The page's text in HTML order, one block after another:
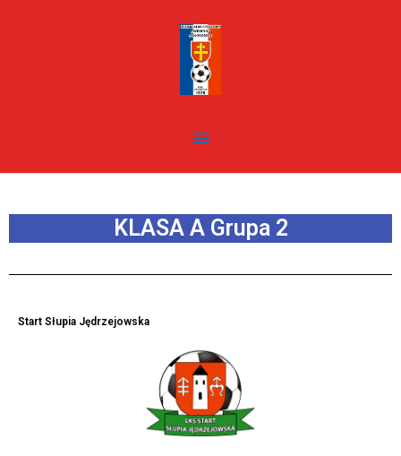
Main
Menu
KLASA A Grupa 2
Start Słupia Jędrzejowska